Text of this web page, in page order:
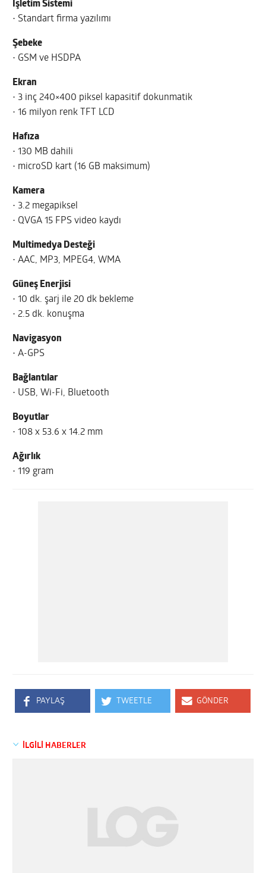
İşletim Sistemi
• Standart firma yazılımı
Şebeke
• GSM ve HSDPA
Ekran
• 3 inç 240×400 piksel kapasitif dokunmatik
• 16 milyon renk TFT LCD
Hafıza
• 130 MB dahili
• microSD kart (16 GB maksimum)
Kamera
• 3.2 megapiksel
• QVGA 15 FPS video kaydı
Multimedya Desteği
• AAC, MP3, MPEG4, WMA
Güneş Enerjisi
• 10 dk. şarj ile 20 dk bekleme
• 2.5 dk. konuşma
Navigasyon
• A-GPS
Bağlantılar
• USB, Wi-Fi, Bluetooth
Boyutlar
• 108 x 53.6 x 14.2 mm
Ağırlık
• 119 gram
PAYLAŞ TWEETLE GÖNDER
İLGİLİ HABERLER